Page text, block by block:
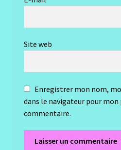
Site web
Enregistrer mon nom,
dans le navigateur pour mon
commentaire.